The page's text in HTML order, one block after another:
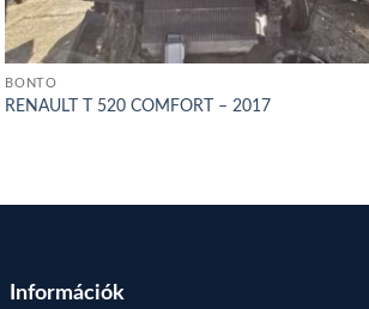
BONTÓ
RENAULT T 520 COMFORT – 2017
Információk